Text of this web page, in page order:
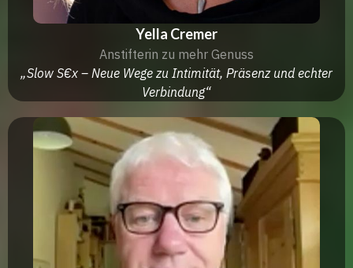
Yella Cremer
Anstifterin zu mehr Genuss
„Slow S€x – Neue Wege zu Intimität, Präsenz und echter
Verbindung“